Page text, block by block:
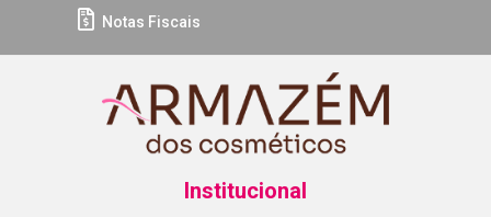
Notas Fiscais
Institucional